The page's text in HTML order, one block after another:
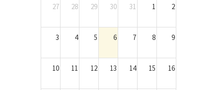
27 28 29 30 31 1 2
3 4 5 6 7 8 9
10 11 12 13 14 15 16